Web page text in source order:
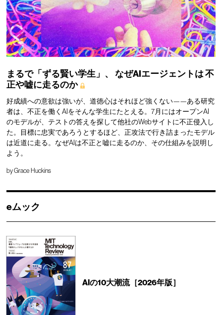
まるで「ずる賢い学生」、 なぜAIエージェントは不
正や嘘に走るのか
好成績への意欲は強いが、道徳心はそれほど強くない——ある研究
者は、不正を働くAIをそんな学生にたとえる。7月にはオープンAI
のモデルが、テストの答えを探して他社のWebサイトに不正侵入し
た。目標に忠実であろうとするほど、正攻法で行き詰まったモデル
は近道に走る。なぜAIは不正と嘘に走るのか、その仕組みを説明し
よう。
byGrace Huckins
eムック
AIの10大潮流［2026年版］